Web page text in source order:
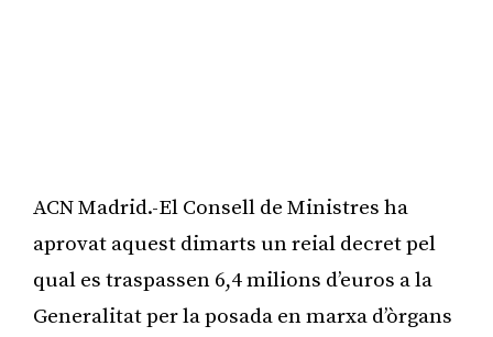
ACN Madrid.-El Consell de Ministres ha
aprovat aquest dimarts un reial decret pel
qual es traspassen 6,4 milions d’euros a la
Generalitat per la posada en marxa d’òrgans